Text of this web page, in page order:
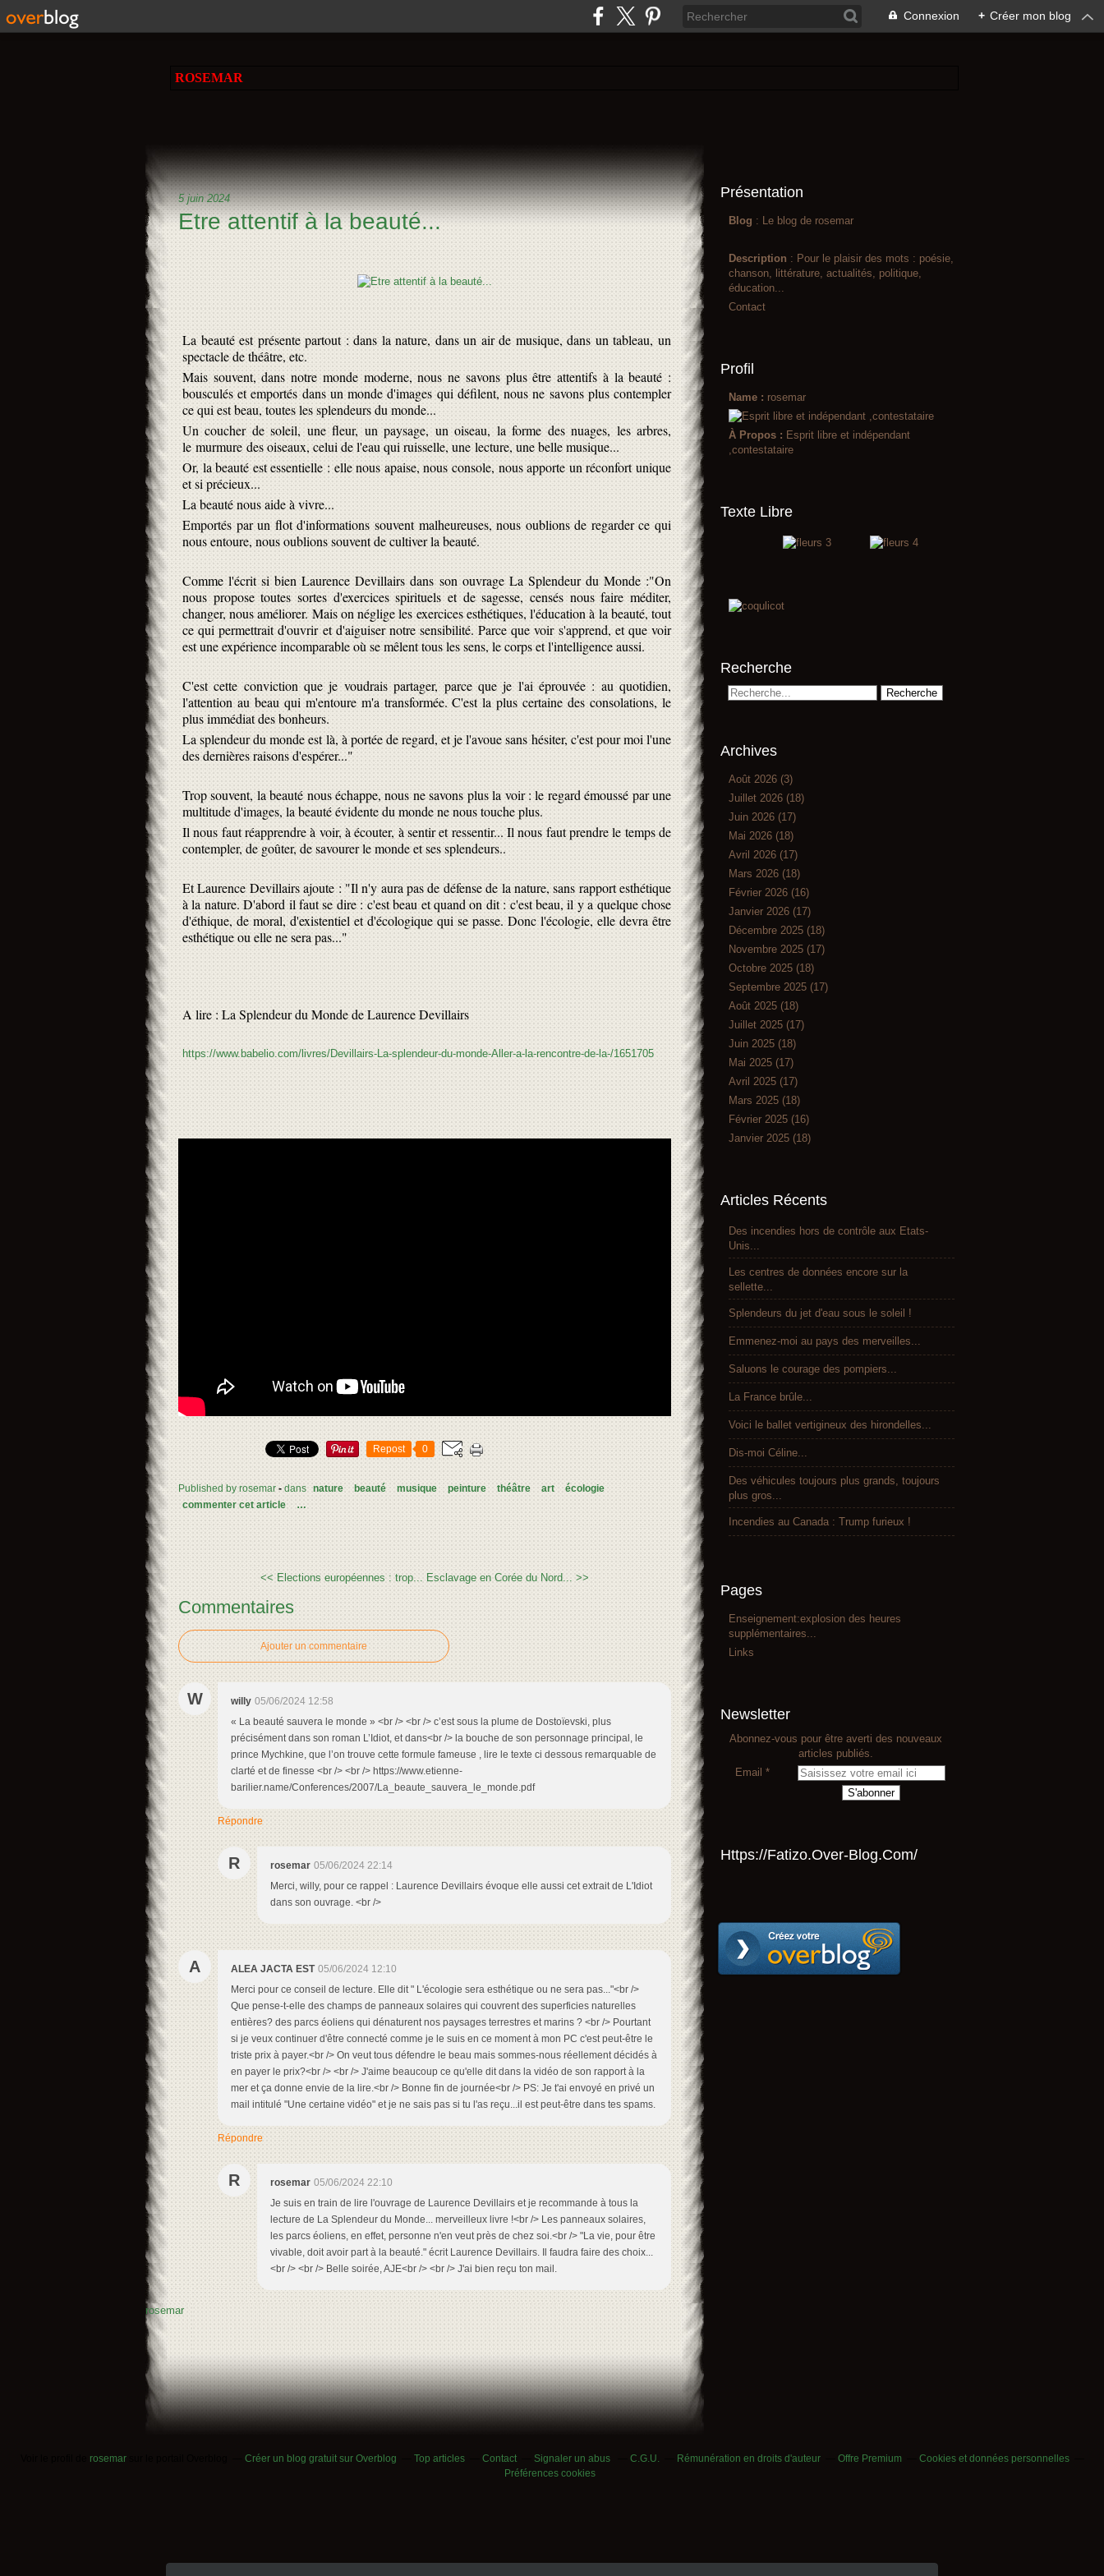
Connexion + Créer mon blog
ROSEMAR
5 juin 2024
Etre attentif à la beauté...
La beauté est présente partout : dans la nature, dans un air de musique, dans un tableau, un
spectacle de théâtre, etc.
Mais souvent, dans notre monde moderne, nous ne savons plus être attentifs à la beauté :
bousculés et emportés dans un monde d'images qui défilent, nous ne savons plus contempler
ce qui est beau, toutes les splendeurs du monde...
Un coucher de soleil, une fleur, un paysage, un oiseau, la forme des nuages, les arbres,
le murmure des oiseaux, celui de l'eau qui ruisselle, une lecture, une belle musique...
Or, la beauté est essentielle : elle nous apaise, nous console, nous apporte un réconfort unique
et si précieux...
La beauté nous aide à vivre...
Emportés par un flot d'informations souvent malheureuses, nous oublions de regarder ce qui
nous entoure, nous oublions souvent de cultiver la beauté.
Comme l'écrit si bien Laurence Devillairs dans son ouvrage La Splendeur du Monde :"On
nous propose toutes sortes d'exercices spirituels et de sagesse, censés nous faire méditer,
changer, nous améliorer. Mais on néglige les exercices esthétiques, l'éducation à la beauté, tout
ce qui permettrait d'ouvrir et d'aiguiser notre sensibilité. Parce que voir s'apprend, et que voir
est une expérience incomparable où se mêlent tous les sens, le corps et l'intelligence aussi.
C'est cette conviction que je voudrais partager, parce que je l'ai éprouvée : au quotidien,
l'attention au beau qui m'entoure m'a transformée. C'est la plus certaine des consolations, le
plus immédiat des bonheurs.
La splendeur du monde est là, à portée de regard, et je l'avoue sans hésiter, c'est pour moi l'une
des dernières raisons d'espérer..."
Trop souvent, la beauté nous échappe, nous ne savons plus la voir : le regard émoussé par une
multitude d'images, la beauté évidente du monde ne nous touche plus.
Il nous faut réapprendre à voir, à écouter, à sentir et ressentir... Il nous faut prendre le temps de
contempler, de goûter, de savourer le monde et ses splendeurs..
Et Laurence Devillairs ajoute : "Il n'y aura pas de défense de la nature, sans rapport esthétique
à la nature. D'abord il faut se dire : c'est beau et quand on dit : c'est beau, il y a quelque chose
d'éthique, de moral, d'existentiel et d'écologique qui se passe. Donc l'écologie, elle devra être
esthétique ou elle ne sera pas..."
A lire : La Splendeur du Monde de Laurence Devillairs
https://www.babelio.com/livres/Devillairs-La-splendeur-du-monde-Aller-a-la-rencontre-de-la-/1651705
Repost 0
Published by rosemar - dans nature beauté musique peinture théâtre art
écologie
commenter cet article
…
<< Elections européennes : trop... Esclavage en Corée du Nord... >>
Commentaires
Ajouter un commentaire
W willy 05/06/2024 12:58
« La beauté sauvera le monde » <br /> <br /> c’est sous la plume de Dostoïevski, plus
précisément dans son roman L’Idiot, et dans<br /> la bouche de son personnage principal, le
prince Mychkine, que l’on trouve cette formule fameuse , lire le texte ci dessous remarquable de
clarté et de finesse <br /> <br /> https://www.etienne-
barilier.name/Conferences/2007/La_beaute_sauvera_le_monde.pdf
Répondre
R rosemar 05/06/2024 22:14
Merci, willy, pour ce rappel : Laurence Devillairs évoque elle aussi cet extrait de L'Idiot
dans son ouvrage. <br />
A ALEA JACTA EST 05/06/2024 12:10
Merci pour ce conseil de lecture. Elle dit " L'écologie sera esthétique ou ne sera pas..."<br />
Que pense-t-elle des champs de panneaux solaires qui couvrent des superficies naturelles
entières? des parcs éoliens qui dénaturent nos paysages terrestres et marins ? <br /> Pourtant
si je veux continuer d'être connecté comme je le suis en ce moment à mon PC c'est peut-être le
triste prix à payer.<br /> On veut tous défendre le beau mais sommes-nous réellement décidés à
en payer le prix?<br /> <br /> J'aime beaucoup ce qu'elle dit dans la vidéo de son rapport à la
mer et ça donne envie de la lire.<br /> Bonne fin de journée<br /> PS: Je t'ai envoyé en privé un
mail intitulé "Une certaine vidéo" et je ne sais pas si tu l'as reçu...il est peut-être dans tes spams.
Répondre
R rosemar 05/06/2024 22:10
Je suis en train de lire l'ouvrage de Laurence Devillairs et je recommande à tous la
lecture de La Splendeur du Monde... merveilleux livre !<br /> Les panneaux solaires,
les parcs éoliens, en effet, personne n'en veut près de chez soi.<br /> "La vie, pour être
vivable, doit avoir part à la beauté." écrit Laurence Devillairs. Il faudra faire des choix...
<br /> <br /> Belle soirée, AJE<br /> <br /> J'ai bien reçu ton mail.
Présentation
Blog : Le blog de rosemar
Description : Pour le plaisir des mots : poésie,
chanson, littérature, actualités, politique,
éducation...
Contact
Profil
Name : rosemar
À Propos : Esprit libre et indépendant
,contestataire
Texte Libre
Recherche
Archives
Août 2026 (3)
Juillet 2026 (18)
Juin 2026 (17)
Mai 2026 (18)
Avril 2026 (17)
Mars 2026 (18)
Février 2026 (16)
Janvier 2026 (17)
Décembre 2025 (18)
Novembre 2025 (17)
Octobre 2025 (18)
Septembre 2025 (17)
Août 2025 (18)
Juillet 2025 (17)
Juin 2025 (18)
Mai 2025 (17)
Avril 2025 (17)
Mars 2025 (18)
Février 2025 (16)
Janvier 2025 (18)
Articles Récents
Des incendies hors de contrôle aux Etats-
Unis...
Les centres de données encore sur la
sellette...
Splendeurs du jet d'eau sous le soleil !
Emmenez-moi au pays des merveilles...
Saluons le courage des pompiers...
La France brûle...
Voici le ballet vertigineux des hirondelles...
Dis-moi Céline...
Des véhicules toujours plus grands, toujours
plus gros...
Incendies au Canada : Trump furieux !
Pages
Enseignement:explosion des heures
supplémentaires...
Links
Newsletter
Abonnez-vous pour être averti des nouveaux
articles publiés.
Email
Https://Fatizo.over-Blog.com/
rosemar
rosemarsur le portail Overblog Créer un blog gratuit sur Overblog Top articles Contact Signaler un abus C.G.U. Rémunération en droits d'auteur Offre Premium
Cookies et données personnelles
Préférences cookies